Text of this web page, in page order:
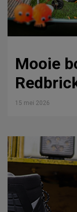
Mooie
15 mei 2026